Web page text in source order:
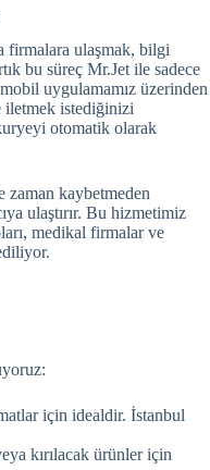
firmalara ulaşmak, bilgi
bu süreç Mr.Jet ile sadece
uygulamamız üzerinden
iletmek istediğinizi
otomatik olarak
kaybetmeden
ulaştırır. Bu hizmetimiz
medikal firmalar ve
için idealdir. İstanbul
kırılacak ürünler için